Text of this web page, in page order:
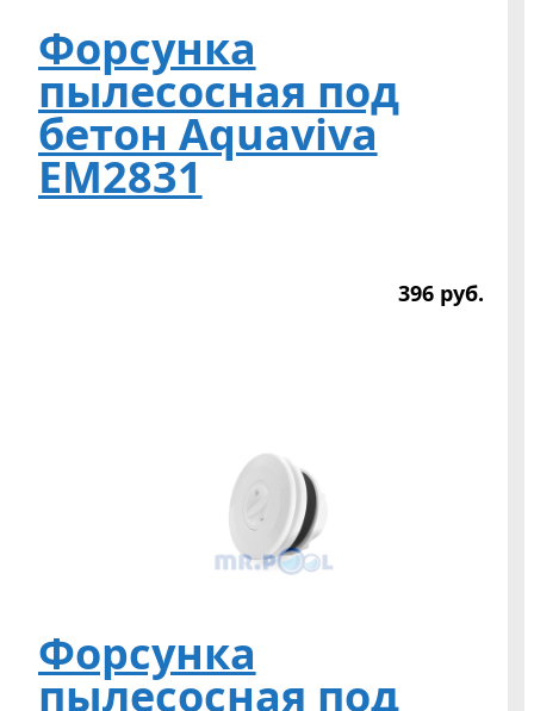
Форсунка
пылесосная под
бетон Aquaviva
EM2831
396 руб.
Форсунка
пылесосная под